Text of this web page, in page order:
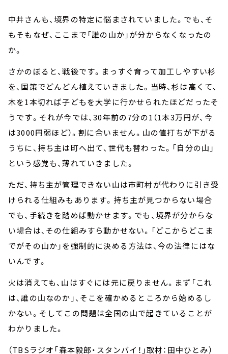
中井さんも、境界の特定に悩まされていました。でも、そ
もそもなぜ、ここまで「誰の山か」が分からなくなったの
か。
さかのぼると、戦後です。まっすぐ育って加工しやすい杉
を、国策でどんどん植えていきました。当時、杉は高くて、
木を1本切れば子どもを大学に行かせられたほどだったそ
うです。それが今では、30年前の7分の1（1本3万円が、今
は3000円弱ほど）。割に合いません。山の値打ちが下がる
うちに、持ち主は町へ出て、世代も替わった。「自分の山」
という感覚も、薄れていきました。
ただ、持ち主が管理できない山は市町村が代わりに引き受
けられる仕組みもあります。持ち主が見つからない場合
でも、手続きを踏めば動かせます。でも、境界が分からな
い場合は、その仕組みすら動かせない。「どこからどこま
でがその山か」を強制的に決める方法は、今の法律にはな
いんです。
火は消えても、山はすぐには元に戻りません。まず「これ
は、誰の山なのか」、そこを確かめるところから始めるし
かない。そしてこの問題は全国の山で起きていることが
わかりました。
（TBSラジオ「森本毅郎・スタンバイ！」取材：田中ひとみ）